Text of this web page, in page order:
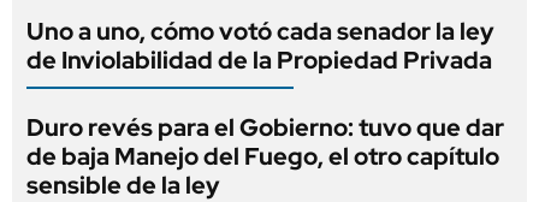
Uno a uno, cómo votó cada senador la ley
de Inviolabilidad de la Propiedad Privada
Duro revés para el Gobierno: tuvo que dar
de baja Manejo del Fuego, el otro capítulo
sensible de la ley